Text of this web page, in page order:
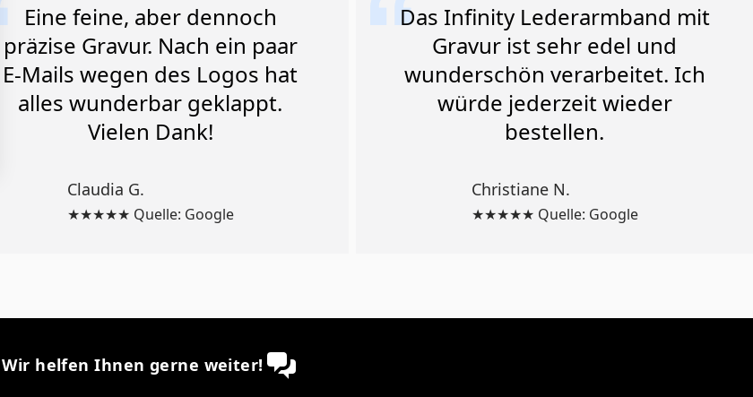
Eine feine, aber dennoch
präzise Gravur. Nach ein paar
E-Mails wegen des Logos hat
alles wunderbar geklappt.
Vielen Dank!
Claudia G.
★★★★★ Quelle: Google
Das Infinity Lederarmband mit
Gravur ist sehr edel und
wunderschön verarbeitet. Ich
würde jederzeit wieder
bestellen.
Christiane N.
★★★★★ Quelle: Google
Wir helfen Ihnen gerne weiter!